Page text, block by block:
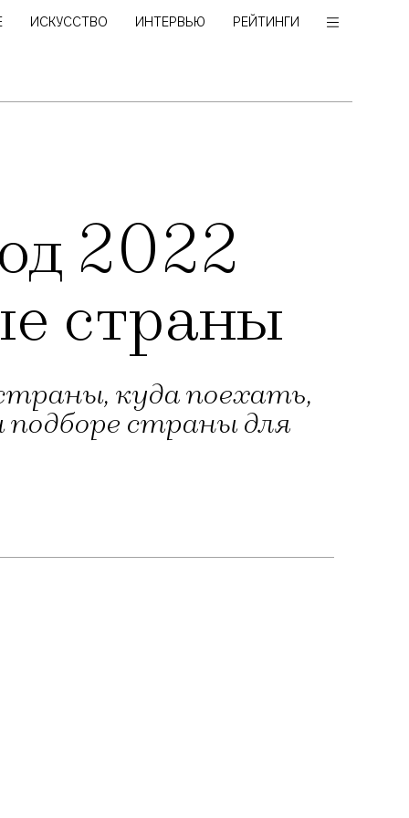
ИСКУССТВО ИНТЕРВЬЮ РЕЙТИНГИ
2022
страны
куда поехать,
страны для